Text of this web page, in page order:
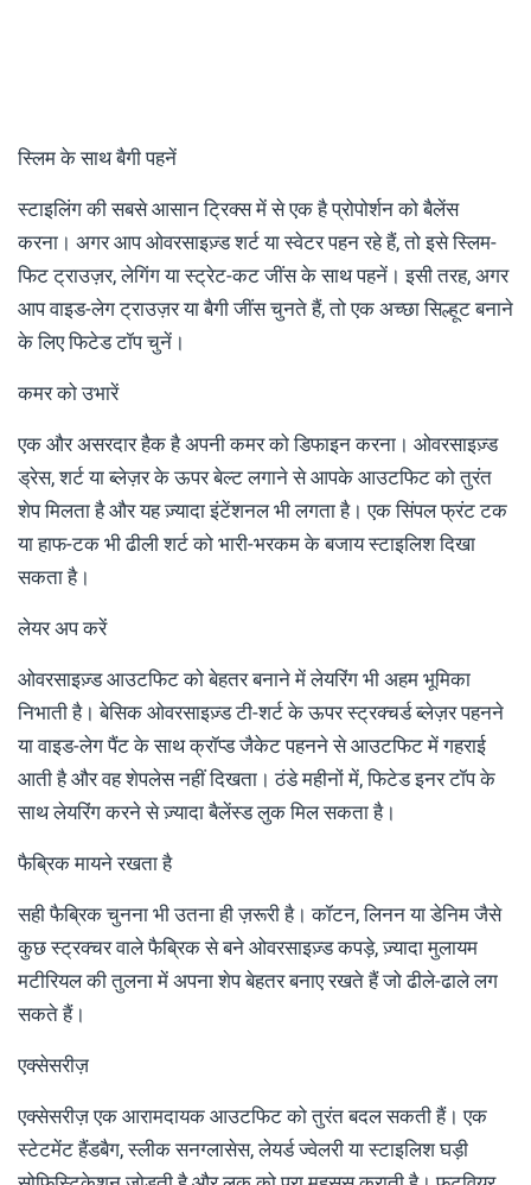
स्लिम के साथ बैगी पहनें
स्टाइलिंग की सबसे आसान ट्रिक्स में से एक है प्रोपोर्शन को बैलेंस
करना। अगर आप ओवरसाइज़्ड शर्ट या स्वेटर पहन रहे हैं, तो इसे स्लिम-
फिट ट्राउज़र, लेगिंग या स्ट्रेट-कट जींस के साथ पहनें। इसी तरह, अगर
आप वाइड-लेग ट्राउज़र या बैगी जींस चुनते हैं, तो एक अच्छा सिल्हूट बनाने
के लिए फिटेड टॉप चुनें।
कमर को उभारें
एक और असरदार हैक है अपनी कमर को डिफाइन करना। ओवरसाइज़्ड
ड्रेस, शर्ट या ब्लेज़र के ऊपर बेल्ट लगाने से आपके आउटफिट को तुरंत
शेप मिलता है और यह ज़्यादा इंटेंशनल भी लगता है। एक सिंपल फ्रंट टक
या हाफ-टक भी ढीली शर्ट को भारी-भरकम के बजाय स्टाइलिश दिखा
सकता है।
लेयर अप करें
ओवरसाइज़्ड आउटफिट को बेहतर बनाने में लेयरिंग भी अहम भूमिका
निभाती है। बेसिक ओवरसाइज़्ड टी-शर्ट के ऊपर स्ट्रक्चर्ड ब्लेज़र पहनने
या वाइड-लेग पैंट के साथ क्रॉप्ड जैकेट पहनने से आउटफिट में गहराई
आती है और वह शेपलेस नहीं दिखता। ठंडे महीनों में, फिटेड इनर टॉप के
साथ लेयरिंग करने से ज़्यादा बैलेंस्ड लुक मिल सकता है।
फैब्रिक मायने रखता है
सही फैब्रिक चुनना भी उतना ही ज़रूरी है। कॉटन, लिनन या डेनिम जैसे
कुछ स्ट्रक्चर वाले फैब्रिक से बने ओवरसाइज़्ड कपड़े, ज़्यादा मुलायम
मटीरियल की तुलना में अपना शेप बेहतर बनाए रखते हैं जो ढीले-ढाले लग
सकते हैं।
एक्सेसरीज़
एक्सेसरीज़ एक आरामदायक आउटफिट को तुरंत बदल सकती हैं। एक
स्टेटमेंट हैंडबैग, स्लीक सनग्लासेस, लेयर्ड ज्वेलरी या स्टाइलिश घड़ी